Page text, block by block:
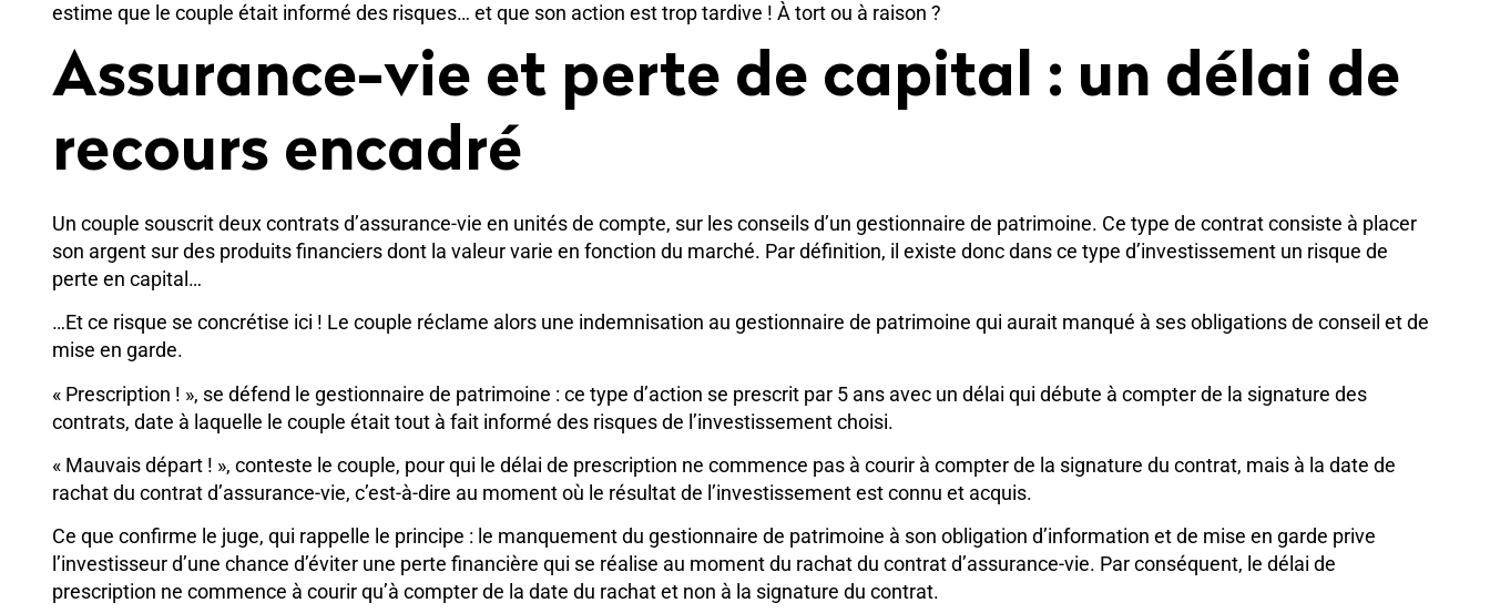
estime que le couple était informé des risques… et que son action est trop tardive ! À tort ou à raison ?
Assurance-vie et perte de capital : un délai de
recours encadré
Un couple souscrit deux contrats d’assurance-vie en unités de compte, sur les conseils d’un gestionnaire de patrimoine. Ce type de contrat consiste à placer
son argent sur des produits financiers dont la valeur varie en fonction du marché. Par définition, il existe donc dans ce type d’investissement un risque de
perte en capital…
…Et ce risque se concrétise ici ! Le couple réclame alors une indemnisation au gestionnaire de patrimoine qui aurait manqué à ses obligations de conseil et de
mise en garde.
« Prescription ! », se défend le gestionnaire de patrimoine : ce type d’action se prescrit par 5 ans avec un délai qui débute à compter de la signature des
contrats, date à laquelle le couple était tout à fait informé des risques de l’investissement choisi.
« Mauvais départ ! », conteste le couple, pour qui le délai de prescription ne commence pas à courir à compter de la signature du contrat, mais à la date de
rachat du contrat d’assurance-vie, c’est-à-dire au moment où le résultat de l’investissement est connu et acquis.
Ce que confirme le juge, qui rappelle le principe : le manquement du gestionnaire de patrimoine à son obligation d’information et de mise en garde prive
l’investisseur d’une chance d’éviter une perte financière qui se réalise au moment du rachat du contrat d’assurance-vie. Par conséquent, le délai de
prescription ne commence à courir qu’à compter de la date du rachat et non à la signature du contrat.